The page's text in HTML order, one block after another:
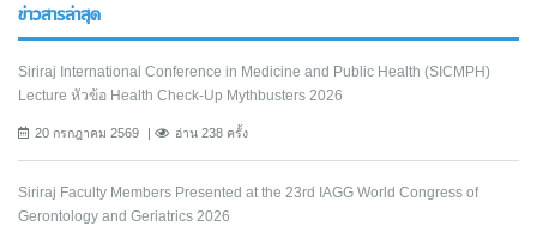
ข่าวสารล่าสุด
Siriraj International Conference in Medicine and Public Health (SICMPH)
Lecture หัวข้อ Health Check-Up Mythbusters 2026
20 กรกฎาคม 2569 อ่าน 238 ครั้ง
Siriraj Faculty Members Presented at the 23rd IAGG World Congress of
Gerontology and Geriatrics 2026